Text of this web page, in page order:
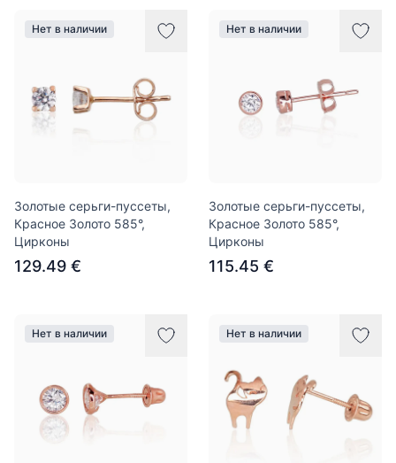
Нет в наличии
Золотые серьги-пуссеты,
Красное Золото 585°,
Цирконы
129.49 €
Нет в наличии
Золотые серьги-пуссеты,
Красное Золото 585°,
Цирконы
115.45 €
Нет в наличии Нет в наличии